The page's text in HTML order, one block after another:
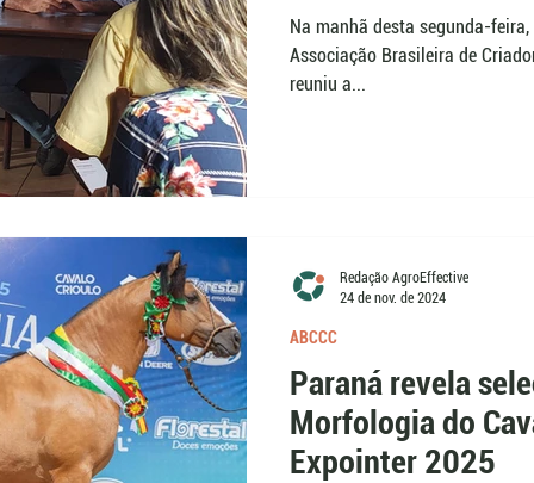
Na manhã desta segunda-
Associação Brasileira de
reuniu a...
Paraná revela
Morfologia do
Expointer 2025
ABCCC
Redação AgroEffective
24 de nov. de 2024